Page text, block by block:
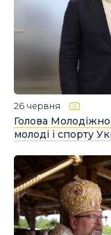
26 червня
Голова
молоді і спорту